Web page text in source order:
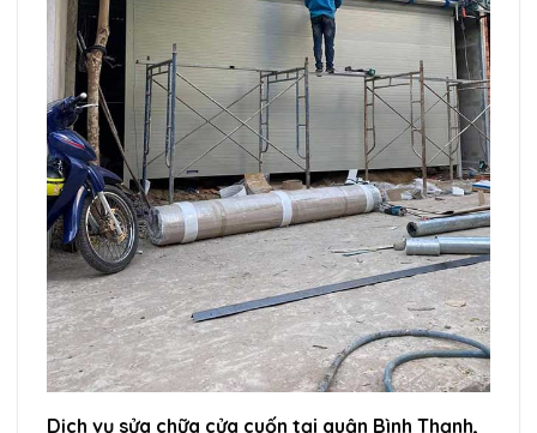
Dịch vụ sửa chữa cửa cuốn tại quận Bình Thạnh,